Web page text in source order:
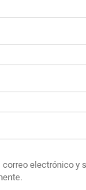
correo electrónico y